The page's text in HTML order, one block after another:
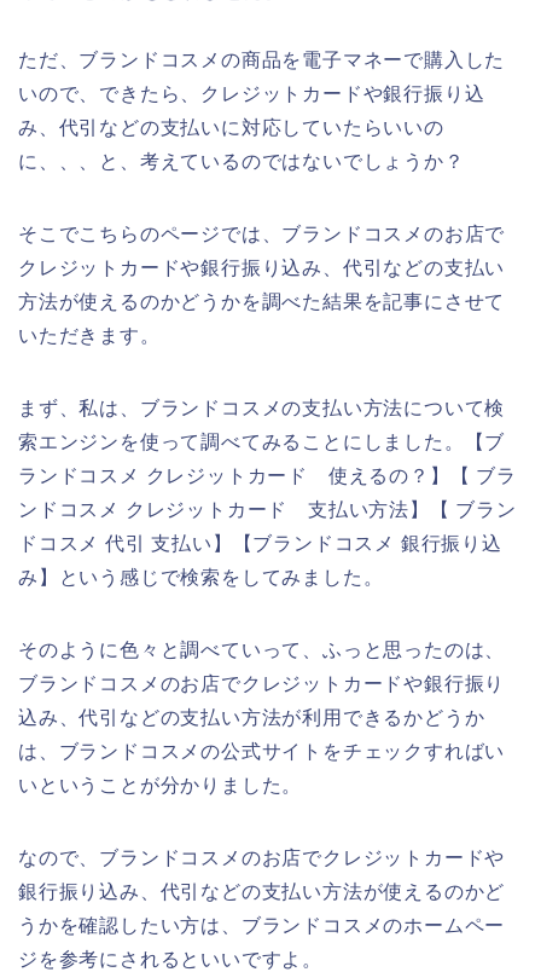
ただ、ブランドコスメの商品を電子マネーで購入した
いので、できたら、クレジットカードや銀行振り込
み、代引などの支払いに対応していたらいいの
に、、、と、考えているのではないでしょうか？
そこでこちらのページでは、ブランドコスメのお店で
クレジットカードや銀行振り込み、代引などの支払い
方法が使えるのかどうかを調べた結果を記事にさせて
いただきます。
まず、私は、ブランドコスメの支払い方法について検
索エンジンを使って調べてみることにしました。【ブ
ランドコスメ クレジットカード 使えるの？】【 ブラ
ンドコスメ クレジットカード 支払い方法】【 ブラン
ドコスメ 代引 支払い】【ブランドコスメ 銀行振り込
み】という感じで検索をしてみました。
そのように色々と調べていって、ふっと思ったのは、
ブランドコスメのお店でクレジットカードや銀行振り
込み、代引などの支払い方法が利用できるかどうか
は、ブランドコスメの公式サイトをチェックすればい
いということが分かりました。
なので、ブランドコスメのお店でクレジットカードや
銀行振り込み、代引などの支払い方法が使えるのかど
うかを確認したい方は、ブランドコスメのホームペー
ジを参考にされるといいですよ。